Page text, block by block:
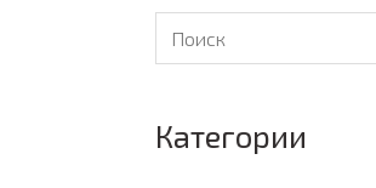
Категории